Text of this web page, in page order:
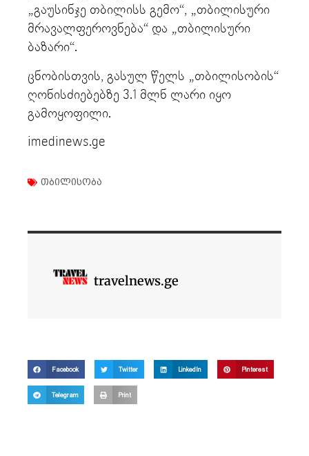
„გაუსინჯე თბილისს გემო“, „თბილისური
მრავალფეროვნება“ და „თბილისური
ბაზარი“.
ცნობისთვის, გასულ წელს „თბილისობის“
ღონისძიებებზე 3.1 მლნ ლარი იყო
გამოყოფილი.
imedinews.ge
თბილისობა
travelnews.ge
Facebook Twitter LinkedIn Pinterest
Telegram Print